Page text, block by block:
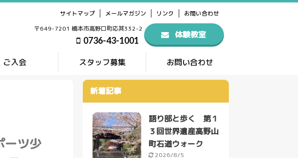
サイトマップ メールマガジン リンク お問い合わせ
0736-43-1001
体験教室
〒649-7201 橋本市高野口町応其332-2
ご入会 スタッフ募集 お問い合わせ
ーツ少
新着記事
語り部と歩く 第１
３回世界遺産高野山
町石道ウォーク
2026/8/5